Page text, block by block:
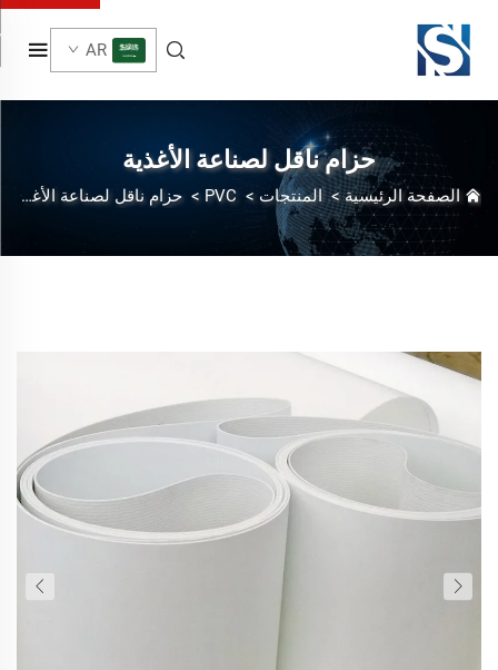
AR
حزام ناقل لصناعة الأغذية
الصفحة الرئيسية>المنتجات >
PVC
> حزام ناقل لصناعة الأغذية